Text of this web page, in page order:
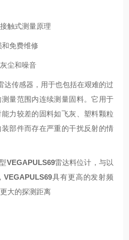
触式测量原理
免费维修
尘和噪音
达传感器，用于也包括在艰难的过
量范围内连续测量固料。它用于
力较差的固料如飞灰、塑料颗粒
部件而存在严重的干扰反射的情
VEGAPULS69雷达料位计，与以
VEGAPULS69具有更高的发射频
大的探测距离